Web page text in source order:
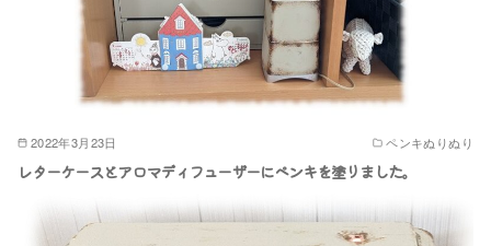
2022年3月23日 ペンキぬりぬり
レターケースとアロマディフューザーにペンキを塗りました｡